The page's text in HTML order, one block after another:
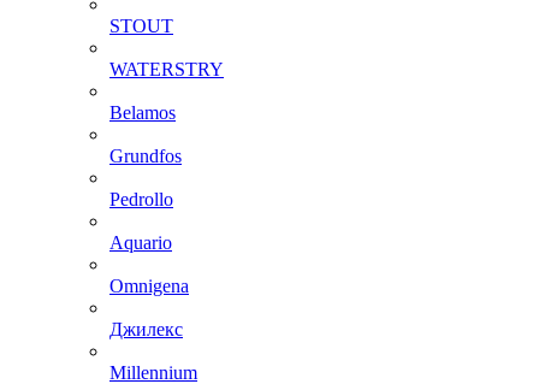
STOUT
WATERSTRY
Belamos
Grundfos
Pedrollo
Aquario
Omnigena
Джилекс
Millennium